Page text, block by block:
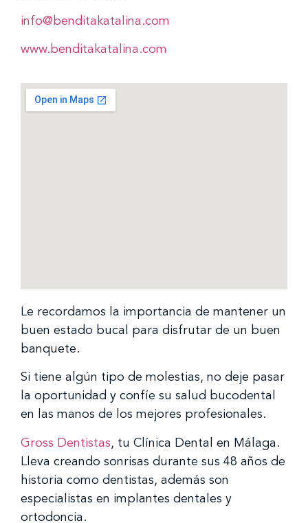
info@benditakatalina.com
www.benditakatalina.com
Le recordamos la importancia de mantener un
buen estado bucal para disfrutar de un buen
banquete.
Si tiene algún tipo de molestias, no deje pasar
la oportunidad y confíe su salud bucodental
en las manos de los mejores profesionales.
Gross Dentistas, tu Clínica Dental en Málaga.
Lleva creando sonrisas durante sus 48 años de
historia como dentistas, además son
especialistas en implantes dentales️ y
ortodoncia.